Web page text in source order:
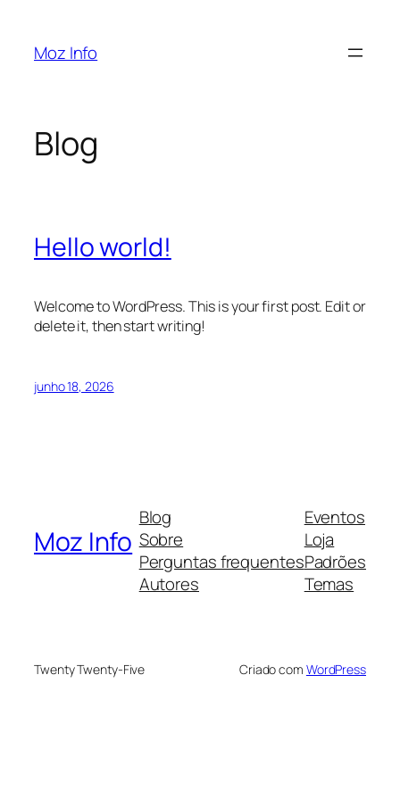
Moz Info
Blog
Hello world!
Welcome to WordPress. This is your first post. Edit or
delete it, then start writing!
junho 18, 2026
Moz Info
Blog
Sobre
Perguntas frequentes
Autores
Eventos
Loja
Padrões
Temas
Twenty Twenty-Five Criado com WordPress